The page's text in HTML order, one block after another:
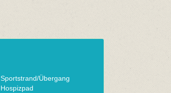
Sportstrand/Übergang
Hospizpad